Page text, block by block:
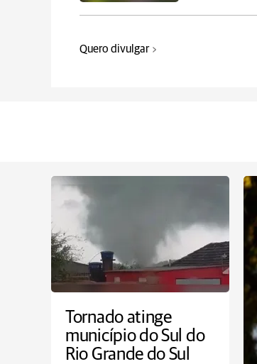
Quero divulgar
Tornado atinge
município do Sul do
Rio Grande do Sul